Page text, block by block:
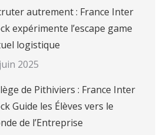
autrement : France Inter
expérimente l’escape game
logistique
2025
de Pithiviers : France Inter
Guide les Élèves vers le
de l’Entreprise